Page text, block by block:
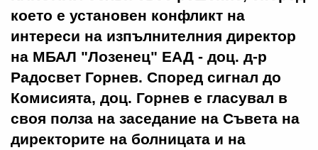
което е установен конфликт на
интереси на изпълнителния директор
на МБАЛ "Лозенец" ЕАД - доц. д-р
Радосвет Горнев. Според сигнал до
Комисията, доц. Горнев е гласувал в
своя полза на заседание на Съвета на
директорите на болницата и на